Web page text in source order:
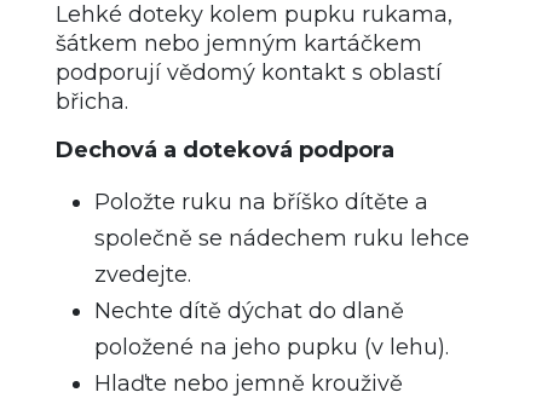
Lehké doteky kolem pupku rukama,
šátkem nebo jemným kartáčkem
podporují vědomý kontakt s oblastí
břicha.
Dechová a doteková podpora
Položte ruku na bříško dítěte a
společně se nádechem ruku lehce
zvedejte.
Nechte dítě dýchat do dlaně
položené na jeho pupku (v lehu).
Hlaďte nebo jemně krouživě